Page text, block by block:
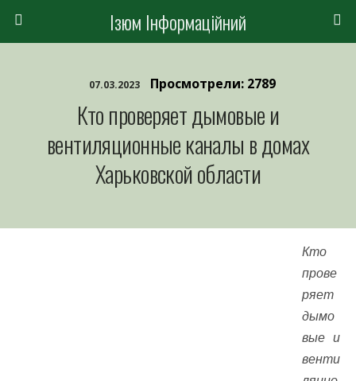
Ізюм Інформаційний
07.03.2023 Просмотрели: 2789
Кто проверяет дымовые и
вентиляционные каналы в домах
Харьковской области
Кто
прове
ряет
дымо
вые и
венти